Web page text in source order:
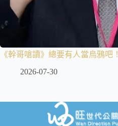
《幹哥嗆讀》總要有人當烏鴉吧！
2026-07-30